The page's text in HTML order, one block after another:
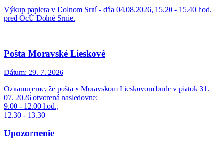
Výkup papiera v Dolnom Srní - dňa 04.08.2026, 15.20 - 15.40 hod.
pred OcÚ Dolné Srnie.
Pošta Moravské Lieskové
Dátum: 29. 7. 2026
Oznamujeme, že pošta v Moravskom Lieskovom bude v piatok 31.
07. 2026 otvorená nasledovne:
9.00 - 12.00 hod.,
12.30 - 13.30.
Upozornenie